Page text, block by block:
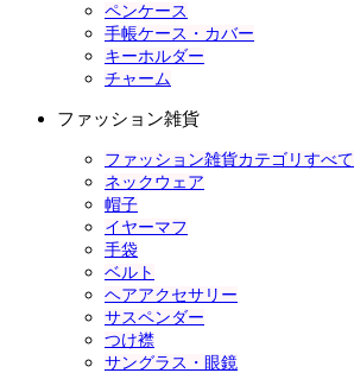
ペンケース
手帳ケース・カバー
キーホルダー
チャーム
ファッション雑貨
ファッション雑貨カテゴリすべて
ネックウェア
帽子
イヤーマフ
手袋
ベルト
ヘアアクセサリー
サスペンダー
つけ襟
サングラス・眼鏡